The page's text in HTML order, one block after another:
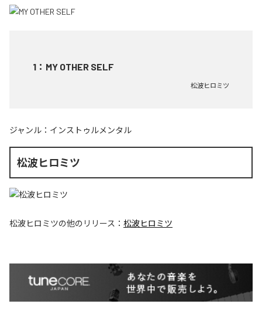
1 ： MY OTHER SELF
松波ヒロミツ
ジャンル： インストゥルメンタル
松波ヒロミツ
松波ヒロミツの他のリリース： 松波ヒロミツ